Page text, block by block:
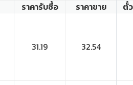
ราคารับซื้อ
ราคาขาย ตั๋
31.19 32.54